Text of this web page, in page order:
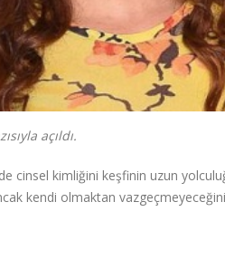
açıldı.
cinsel kimliğini keşfinin uzun
kendi olmaktan vazgeçmeyeceğini